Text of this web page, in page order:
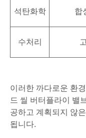
석탄화학 합
수처리
이러한 까다로운 환
드 씰 버터플라이 밸
공하고 계획되지 않
됩니다.